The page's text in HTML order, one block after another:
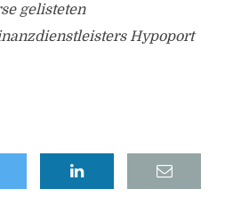
gelisteten
Hypoport